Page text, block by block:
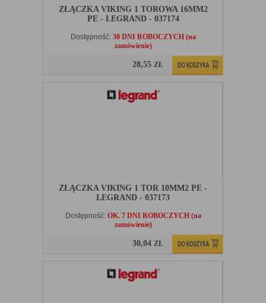
ZŁĄCZKA VIKING 1 TOROWA 16MM2
PE - LEGRAND - 037174
Dostępność: 30 DNI ROBOCZYCH (na
zamówienie)
28,55ZŁ
ZŁĄCZKA VIKING 1 TOR 10MM2 PE -
LEGRAND - 037173
Dostępność: OK. 7 DNI ROBOCZYCH (na
zamówienie)
30,04ZŁ